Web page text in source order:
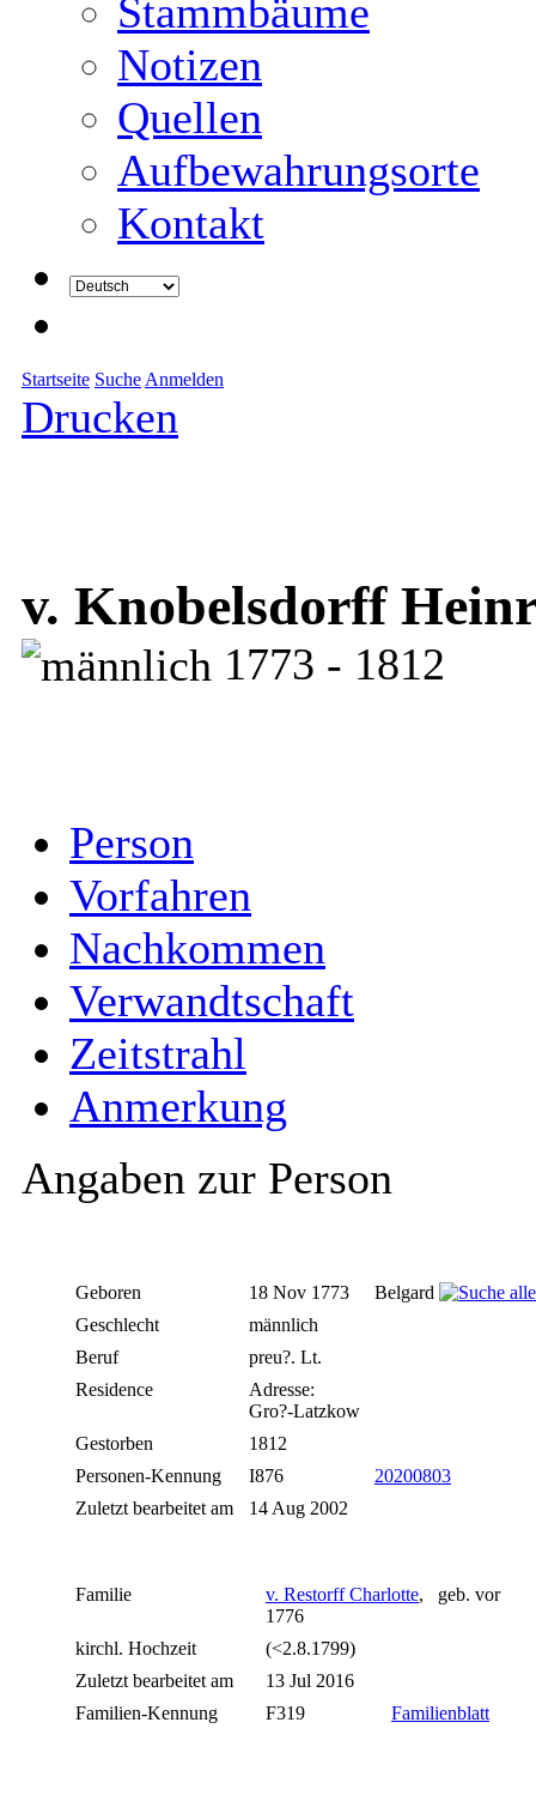
Stammbäume
Notizen
Quellen
Aufbewahrungsorte
Kontakt
Startseite Suche Anmelden
Drucken
v. Knobelsdorff
1773 - 1812
Person
Vorfahren
Nachkommen
Verwandtschaft
Zeitstrahl
Anmerkung
Angaben zur Person
Geboren 18 Nov 1773
Belgard
Geschlecht
männlich
Beruf
preu?. Lt.
Residence
Adresse:
Gro?-Latzkow
Gestorben
1812
Personen-Kennung
I876
20200803
Zuletzt bearbeitet am
14 Aug 2002
Familie v. Restorff Charlotte, geb. vor
1776
kirchl. Hochzeit
(<2.8.1799)
Zuletzt bearbeitet am
13 Jul 2016
Familien-Kennung
F319 Familienblatt